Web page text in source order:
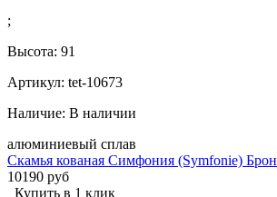
;
Высота: 91
Артикул: tet-10673
Наличие: В наличии
алюминиевый сплав
Скамья кованая Симфония (Symfonie)
10190 руб
Купить в 1 клик